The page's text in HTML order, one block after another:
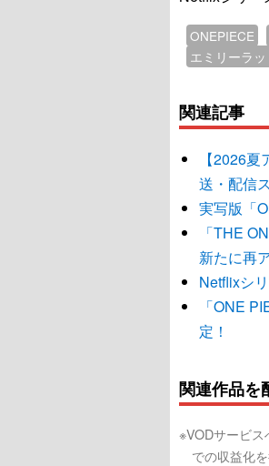
ONEPIECE
エミリーラッ
関連記事
【2026
送・配信
実写版「
「THE
新たに再
Netflixシ
「ONE
定！
関連作品を
※VODサービ
での収益化